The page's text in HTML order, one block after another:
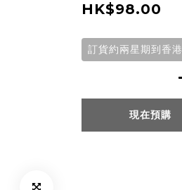
HK$98.00
訂貨約兩星期到香港
現在預購